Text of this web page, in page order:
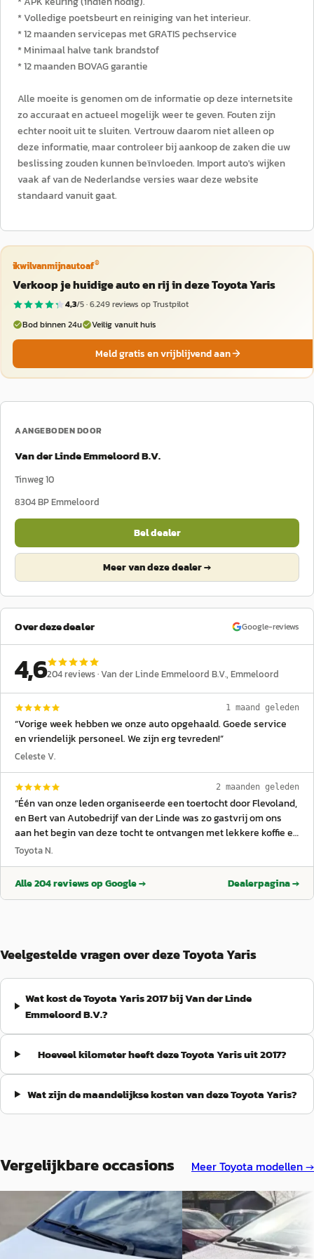
* Volledige poetsbeurt en reiniging van het interieur.
* 12 maanden servicepas met GRATIS pechservice
* Minimaal halve tank brandstof
* 12 maanden BOVAG garantie
Alle moeite is genomen om de informatie op deze internetsite
zo accuraat en actueel mogelijk weer te geven. Fouten zijn
echter nooit uit te sluiten. Vertrouw daarom niet alleen op
deze informatie, maar controleer bij aankoop de zaken die uw
beslissing zouden kunnen beïnvloeden. Import auto's wijken
vaak af van de Nederlandse versies waar deze website
standaard vanuit gaat.
ikwilvanmijnautoaf®
Verkoop je huidige auto en rij in deze Toyota Yaris
4,3/5 ·6.249reviews op Trustpilot
Bod binnen 24u
Veilig vanuit huis
Meld gratis en vrijblijvend aan
AANGEBODEN DOOR
Van der Linde Emmeloord B.V.
Tinweg 10
8304 BPEmmeloord
Bel dealer
Meer van deze dealer →
Over deze dealer Google-reviews
4,6204reviews ·Van der Linde Emmeloord B.V., Emmeloord
1 maand geleden
“Vorige week hebben we onze auto opgehaald. Goede service
en vriendelijk personeel. We zijn erg tevreden!”
Celeste V.
2 maanden geleden
“Één van onze leden organiseerde een toertocht door Flevoland,
en Bert van Autobedrijf van der Linde was zo gastvrij om ons
aan het begin van deze tocht te ontvangen met lekkere koffie en
overheerlijk gebak van de lokale Bakker. Magazijnman Rob
helpen, mocht je ooit een probleem hebben met je Toyota.
Toyota N.
Alle204reviews op Google → Dealerpagina →
Veelgestelde vragen over deze Toyota Yaris
Wat kost de Toyota Yaris 2017 bij Van der Linde
Emmeloord B.V.?
Hoeveel kilometer heeft deze Toyota Yaris uit 2017?
Wat zijn de maandelijkse kosten van deze Toyota Yaris?
Vergelijkbare occasions MeerToyota modellen →
Toyota Yaris·2018
1.5 Hybrid Aspiration
A
Toyota Yaris·2020
1.5 Hyb. Active, Aut,,